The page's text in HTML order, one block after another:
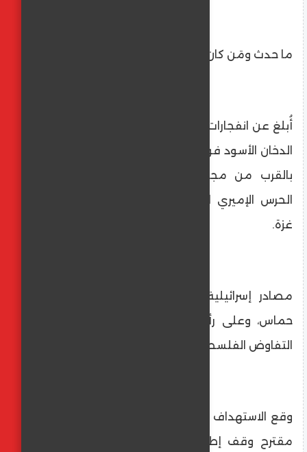
ما حدث ومَن كان الهدف؟
أُبلغ عن انفجارات كثيفة وسط العاصمة، وتجلَّى
الدخان الأسود فوق محطة وقود قرب حي كتارا،
بالقرب من مجمع سكني محمي من قبل
الحرس الإميري القطري منذ بدء الصراع على
غزة.
مصادر إسرائيلية أكدت أن الهدف كان قادة
حماس، وعلى رأسهم خليل الحيّة، رئيس وفد
التفاوض الفلسطيني في الدوحة.
وقع الاستهداف أثناء استكمال الوفد لمناقشة
مقترح وقف إطلاق النار الأمريكي، مما ألحق